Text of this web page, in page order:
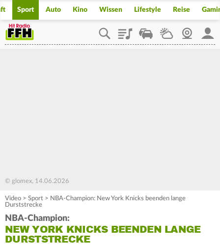
Sport Auto Kino Wissen Lifestyle Reise
PlaylistStaupilotWetterWebcam
© glomex, 14.06.2026
Video > Sport > NBA-Champion: New York Knicks beenden lange
Durststrecke
NBA-Champion:
NEW YORK KNICKS BEENDEN LANGE
DURSTSTRECKE